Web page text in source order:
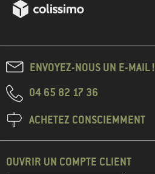
ENVOYEZ-NOUS UN E-MAIL !
04 65 82 17 36
ACHETEZ CONSCIEMMENT
OUVRIR UN COMPTE CLIENT